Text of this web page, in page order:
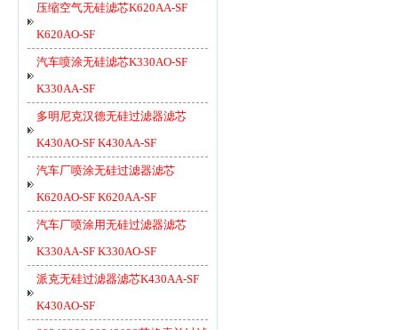
压缩空气无硅滤芯K620AA-SF
K620AO-SF
汽车喷涂无硅滤芯K330AO-SF
K330AA-SF
多明尼克汉德无硅过滤器滤芯
K430AO-SF K430AA-SF
汽车厂喷涂无硅过滤器滤芯
K620AO-SF K620AA-SF
汽车厂喷涂用无硅过滤器滤芯
K330AA-SF K330AO-SF
派克无硅过滤器滤芯K430AA-SF
K430AO-SF